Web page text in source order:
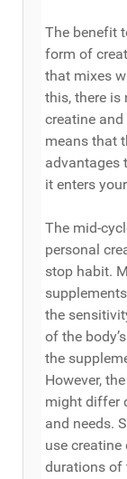
The benefit
form of
that mixes
this, there is
creatine
means that
advantages
it enters
The mid-
personal
stop habit.
the
of the
the
However,
might differ
and needs.
use
durations of